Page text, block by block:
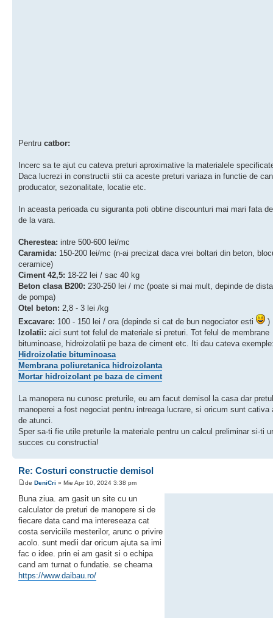
Pentru catbor:
Incerc sa te ajut cu cateva preturi aproximative la materialele
Daca lucrezi in constructii stii ca aceste preturi variaza in functie de
producator, sezonalitate, locatie etc.
In aceasta perioada cu siguranta poti obtine discounturi mai mari fata
de la vara.
Cherestea: intre 500-600 lei/mc
Caramida: 150-200 lei/mc (n-ai precizat daca vrei boltari din beton,
ceramice)
Ciment 42,5: 18-22 lei / sac 40 kg
Beton clasa B200: 230-250 lei / mc (poate si mai mult, depinde de
de pompa)
Otel beton: 2,8 - 3 lei /kg
Excavare: 100 - 150 lei / ora (depinde si cat de bun negociator esti
)
Izolatii: aici sunt tot felul de materiale si preturi. Tot felul de membrane
bituminoase, hidroizolatii pe baza de ciment etc. Iti dau cateva
Hidroizolatie bituminoasa
Membrana poliuretanica hidroizolanta
Mortar hidroizolant pe baza de ciment
La manopera nu cunosc preturile, eu am facut demisol la casa dar pretul
manoperei a fost negociat pentru intreaga lucrare, si oricum sunt cativa
de atunci.
Sper sa-ti fie utile preturile la materiale pentru un calcul preliminar si-ti
succes cu constructia!
Re: Costuri constructie demisol
de DeniCri » Mie Apr 10, 2024 3:38 pm
Buna ziua. am gasit un site cu un
calculator de preturi de manopere si de
fiecare data cand ma intereseaza cat
costa serviciile mesterilor, arunc o privire
acolo. sunt medii dar oricum ajuta sa imi
fac o idee. prin ei am gasit si o echipa
cand am turnat o fundatie. se cheama
https://www.daibau.ro/